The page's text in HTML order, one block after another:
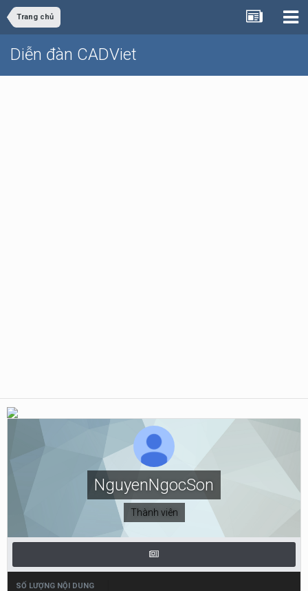
Trang chủ
Diễn đàn CADViet
NguyenNgocSon
Thành viên
SỐ LƯỢNG NỘI DUNG